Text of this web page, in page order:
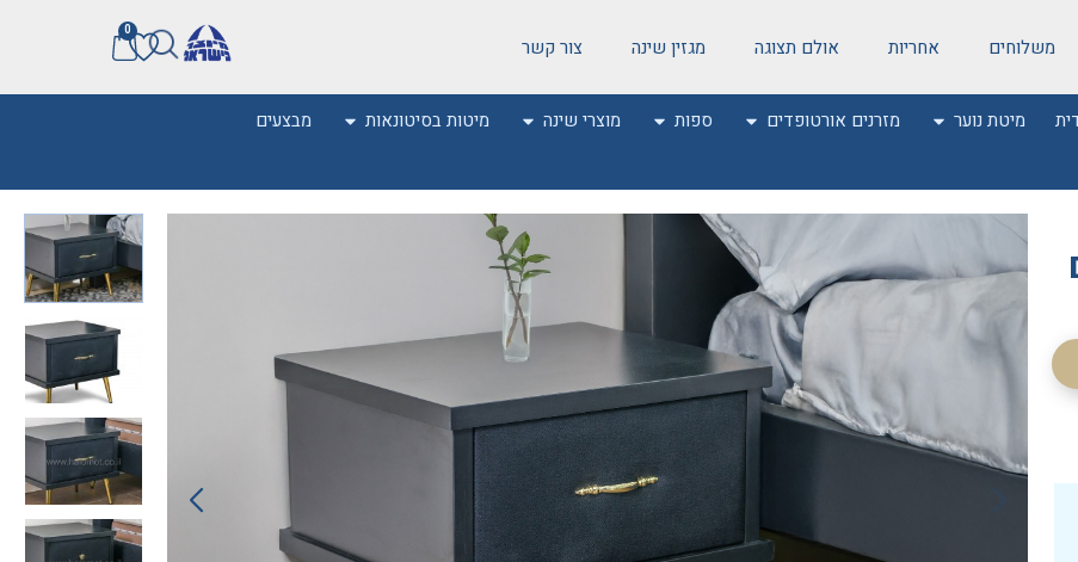
משלוחים אחריות אולם תצוגה מגזין שינה צור קשר
0
מיטת נוער מזרנים אורטופדים ספות מוצרי שינה מיטות בסיטונאות מבצעים